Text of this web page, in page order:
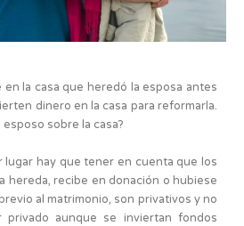
la casa que heredó la esposa antes
dinero en la casa para reformarla.
sobre la casa?
lugar hay que tener en cuenta que los
hereda, recibe en donación o hubiese
al matrimonio, son privativos y no
privado aunque se inviertan fondos